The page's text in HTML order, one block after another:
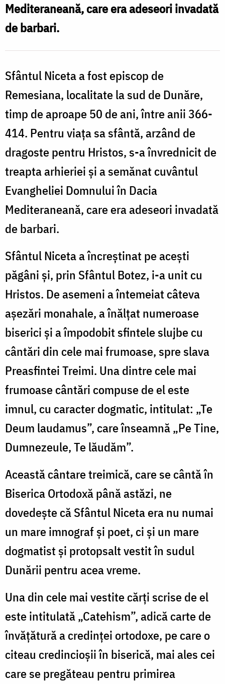
Mediteraneană, care era adeseori invadată
de barbari.
Sfântul Niceta a fost episcop de
Remesiana, localitate la sud de Dunăre,
timp de aproape 50 de ani, între anii 366-
414. Pentru viața sa sfântă, arzând de
dragoste pentru Hristos, s-a învrednicit de
treapta arhieriei și a semănat cuvântul
Evangheliei Domnului în Dacia
Mediteraneană, care era adeseori invadată
de barbari.
Sfântul Niceta a încreștinat pe acești
păgâni și, prin Sfântul Botez, i-a unit cu
Hristos. De asemeni a întemeiat câteva
așezări monahale, a înălțat numeroase
biserici și a împodobit sfintele slujbe cu
cântări din cele mai frumoase, spre slava
Preasfintei Treimi. Una dintre cele mai
frumoase cântări compuse de el este
imnul, cu caracter dogmatic, intitulat: „Te
Deum laudamus”, care înseamnă „Pe Tine,
Dumnezeule, Te lăudăm”.
Această cântare treimică, care se cântă în
Biserica Ortodoxă până astăzi, ne
dovedește că Sfântul Niceta era nu numai
un mare imnograf și poet, ci și un mare
dogmatist și protopsalt vestit în sudul
Dunării pentru acea vreme.
Una din cele mai vestite cărți scrise de el
este intitulată „Catehism”, adică carte de
învățătură a credinței ortodoxe, pe care o
citeau credincioșii în biserică, mai ales cei
care se pregăteau pentru primirea